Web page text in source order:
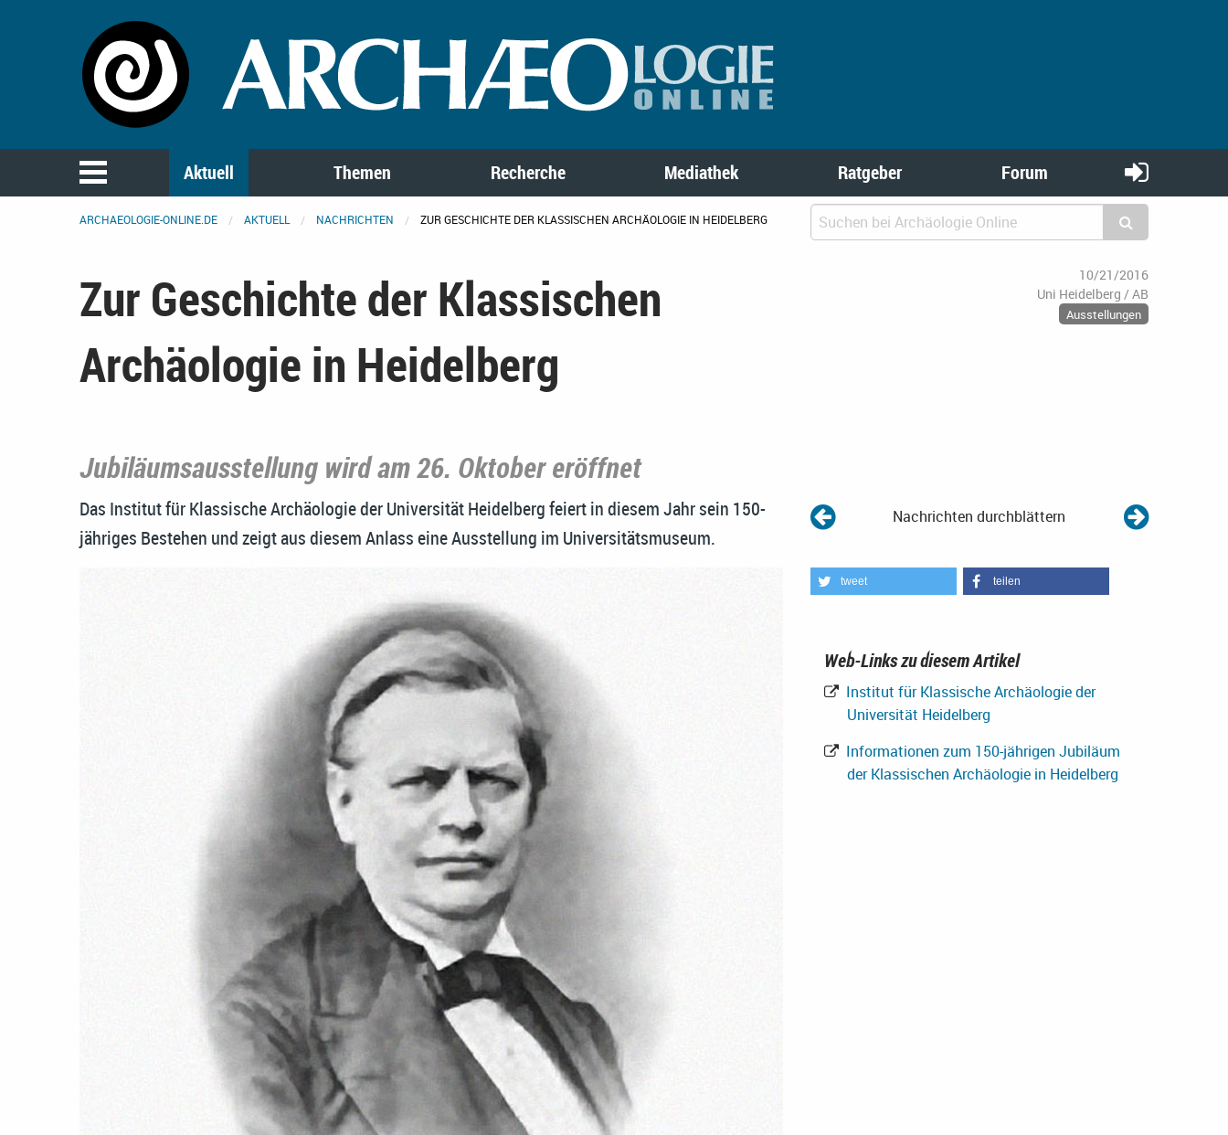
Aktuell Themen Recherche Mediathek Ratgeber Forum
ARCHAEOLOGIE-ONLINE.DE AKTUELL NACHRICHTEN ZUR GESCHICHTE DER KLASSISCHEN ARCHÄOLOGIE IN HEIDELBERG
Zur Geschichte der Klassischen
Archäologie in Heidelberg
10/21/2016
Uni Heidelberg / AB
Ausstellungen
Jubiläumsausstellung wird am 26. Oktober eröffnet
Das Institut für Klassische Archäologie der Universität Heidelberg feiert in diesem Jahr sein 150-
jähriges Bestehen und zeigt aus diesem Anlass eine Ausstellung im Universitätsmuseum.
Nachrichten durchblättern
tweet teilen
Web-Links zu diesem Artikel
Institut für Klassische Archäologie der
Universität Heidelberg
Informationen zum 150-jährigen Jubiläum
der Klassischen Archäologie in Heidelberg